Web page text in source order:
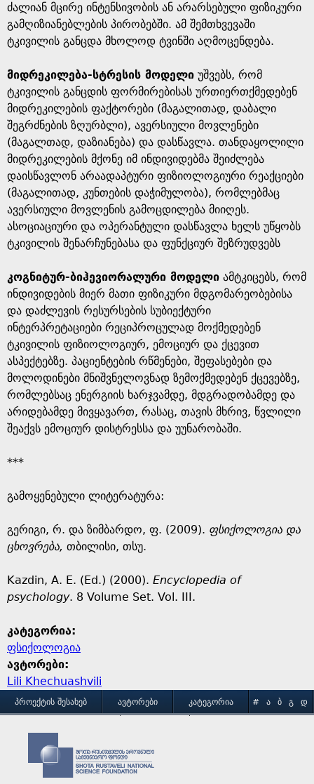
ძალიან მცირე ინტენსივობის ან არარსებული ფიზიკური
გამღიზიანებლების პირობებში. ამ შემთხვევაში
ტკივილის განცდა მხოლოდ ტვინში აღმოცენდება.
მიდრეკილება-სტრესის მოდელი უშვებს, რომ
ტკივილის განცდის ფორმირებისას ურთიერთქმედებენ
მიდრეკილების ფაქტორები (მაგალითად, დაბალი
შეგრძნების ზღურბლი), ავერსიული მოვლენები
(მაგალთად, დაზიანება) და დასწავლა. თანდაყოლილი
მიდრეკილების მქონე იმ ინდივიდებმა შეიძლება
დაისწავლონ არაადაპტური ფიზიოლოგიური რეაქციები
(მაგალითად, კუნთების დაჭიმულობა), რომლებმაც
ავერსიული მოვლენის გამოცდილება მიიღეს.
ასოციაციური და ოპერანტული დასწავლა ხელს უწყობს
ტკივილის შენარჩუნებასა და ფუნქციურ შეზრუდვებს
კოგნიტურ-ბიჰევიორალური მოდელი ამტკიცებს, რომ
ინდივიდების მიერ მათი ფიზიკური მდგომარეობებისა
და დაძლევის რესურსების სუბიექტური
ინტერპრეტაციები რეციპროცულად მოქმედებენ
ტკივილის ფიზიოლოგიურ, ემოციურ და ქცევით
ასპექტებზე. პაციენტების რწმენები, შეფასებები და
მოლოდინები მნიშვნელოვნად ზემოქმედებენ ქცევებზე,
რომლებსაც ენერგიის ხარჯვამდე, მდგრადობამდე და
არიდებამდე მივყავართ, რასაც, თავის მხრივ, წვლილი
შეაქვს ემოციურ დისტრესსა და უუნარობაში.
***
გამოყენებული ლიტერატურა:
გერიგი, რ. და ზიმბარდო, ფ. (2009). ფსიქოლოგია და
ცხოვრება, თბილისი, თსუ.
Kazdin, A. E. (Ed.) (2000). Encyclopedia of
psychology. 8 Volume Set. Vol. III.
კატეგორია:
ფსიქოლოგია
ავტორები:
Lili Khechuashvili
MᲞᲠᲝᲔᲥᲢᲘᲡ ᲨᲔᲡᲐᲮᲔᲑ ᲐᲕᲢᲝᲠᲔᲑᲘ ᲙᲐᲢᲔᲒᲝᲠᲘᲐ # Ა Ბ Გ
Დ